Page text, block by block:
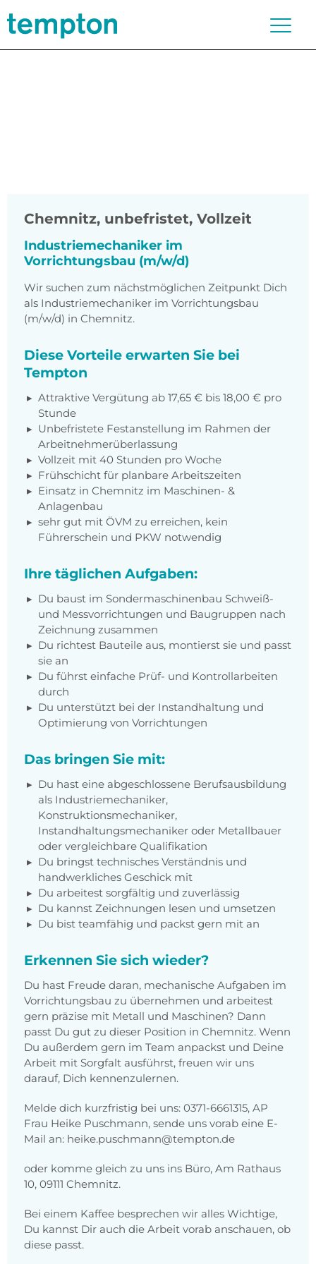
Chemnitz, unbefristet, Vollzeit
Industriemechaniker im
Vorrichtungsbau (m/w/d)
Wir suchen zum nächstmöglichen Zeitpunkt Dich
als Industriemechaniker im Vorrichtungsbau
(m/w/d) in Chemnitz.
Diese Vorteile erwarten Sie bei
Tempton
Attraktive Vergütung ab 17,65 € bis 18,00 € pro
Stunde
Unbefristete Festanstellung im Rahmen der
Arbeitnehmerüberlassung
Vollzeit mit 40 Stunden pro Woche
Frühschicht für planbare Arbeitszeiten
Einsatz in Chemnitz im Maschinen- &
Anlagenbau
sehr gut mit ÖVM zu erreichen, kein
Führerschein und PKW notwendig
Ihre täglichen Aufgaben:
Du baust im Sondermaschinenbau Schweiß-
und Messvorrichtungen und Baugruppen nach
Zeichnung zusammen
Du richtest Bauteile aus, montierst sie und passt
sie an
Du führst einfache Prüf- und Kontrollarbeiten
durch
Du unterstützt bei der Instandhaltung und
Optimierung von Vorrichtungen
Das bringen Sie mit:
Du hast eine abgeschlossene Berufsausbildung
als Industriemechaniker,
Konstruktionsmechaniker,
Instandhaltungsmechaniker oder Metallbauer
oder vergleichbare Qualifikation
Du bringst technisches Verständnis und
handwerkliches Geschick mit
Du arbeitest sorgfältig und zuverlässig
Du kannst Zeichnungen lesen und umsetzen
Du bist teamfähig und packst gern mit an
Erkennen Sie sich wieder?
Du hast Freude daran, mechanische Aufgaben im
Vorrichtungsbau zu übernehmen und arbeitest
gern präzise mit Metall und Maschinen? Dann
passt Du gut zu dieser Position in Chemnitz. Wenn
Du außerdem gern im Team anpackst und Deine
Arbeit mit Sorgfalt ausführst, freuen wir uns
darauf, Dich kennenzulernen.
Melde dich kurzfristig bei uns: 0371-6661315, AP
Frau Heike Puschmann, sende uns vorab eine E-
Mail an: heike.puschmann@tempton.de
oder komme gleich zu uns ins Büro, Am Rathaus
10, 09111 Chemnitz.
Bei einem Kaffee besprechen wir alles Wichtige,
Du kannst Dir auch die Arbeit vorab anschauen, ob
diese passt.